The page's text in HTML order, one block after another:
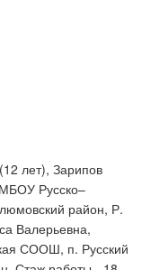
лет), Зарипов
Русско–
район, Р.
Валерьевна,
СООШ, п. Русский